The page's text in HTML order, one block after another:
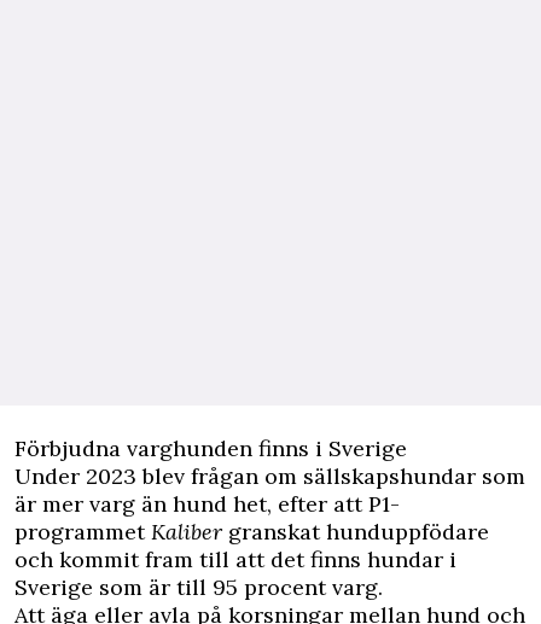
Förbjudna varghunden finns i Sverige
Under 2023 blev frågan om sällskapshundar som
är mer varg än hund het, efter att P1-
programmetKaliber granskat hunduppfödare
och kommit fram till att det finns hundar i
Sverige som är till 95 procent varg.
Att äga eller avla på korsningar mellan hund och